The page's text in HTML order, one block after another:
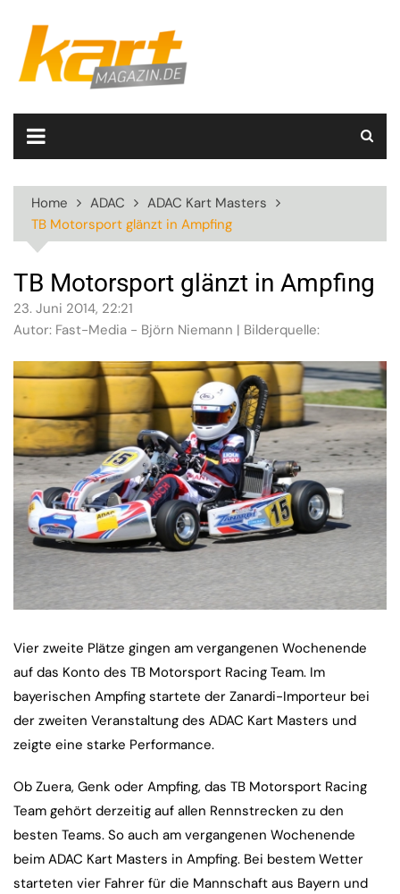
content
Home ADAC
ADAC Kart Masters
TB Motorsport glänzt in Ampfing
TB Motorsport glänzt in Ampfing
23. Juni 2014, 22:21
Autor: Fast-Media - Björn Niemann | Bilderquelle:
Vier zweite Plätze gingen am vergangenen Wochenende
auf das Konto des TB Motorsport Racing Team. Im
bayerischen Ampfing startete der Zanardi-Importeur bei
der zweiten Veranstaltung des ADAC Kart Masters und
zeigte eine starke Performance.
Ob Zuera, Genk oder Ampfing, das TB Motorsport Racing
Team gehört derzeitig auf allen Rennstrecken zu den
besten Teams. So auch am vergangenen Wochenende
beim ADAC Kart Masters in Ampfing. Bei bestem Wetter
starteten vier Fahrer für die Mannschaft aus Bayern und